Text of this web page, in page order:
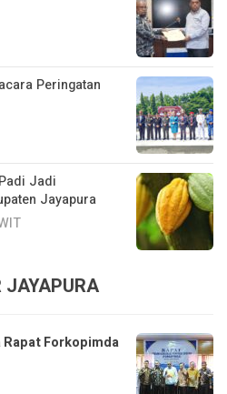
Peringatan
Jadi
Jayapura
Rapat Forkopimda